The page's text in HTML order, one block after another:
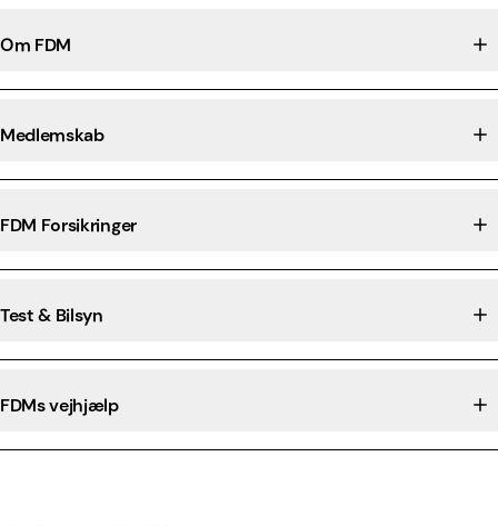
Om FDM
Medlemskab
FDM Forsikringer
Test & Bilsyn
FDMs vejhjælp